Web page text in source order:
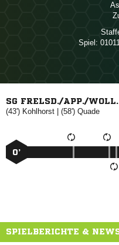
Spiel:
SG FRELSD./APP./
(43')  | (58') 
0’
SPIELBERICHTE &